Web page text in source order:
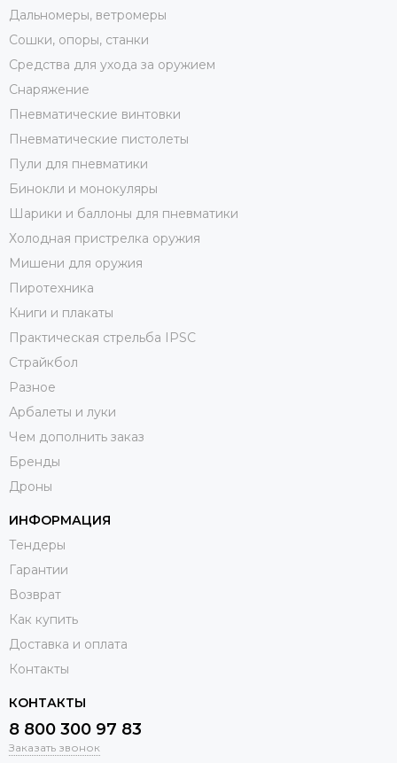
Дальномеры, ветромеры
Сошки, опоры, станки
Средства для ухода за оружием
Снаряжение
Пневматические винтовки
Пневматические пистолеты
Пули для пневматики
Бинокли и монокуляры
Шарики и баллоны для пневматики
Холодная пристрелка оружия
Мишени для оружия
Пиротехника
Книги и плакаты
Практическая стрельба IPSC
Страйкбол
Разное
Арбалеты и луки
Чем дополнить заказ
Бренды
Дроны
ИНФОРМАЦИЯ
Тендеры
Гарантии
Возврат
Как купить
Доставка и оплата
Контакты
КОНТАКТЫ
8 800 300 97 83
Заказать звонок